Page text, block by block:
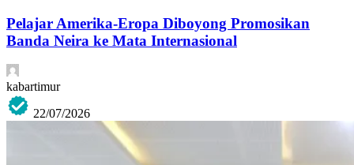
Pelajar Amerika-Eropa Diboyong Promosikan
Banda Neira ke Mata Internasional
kabartimur
22/07/2026